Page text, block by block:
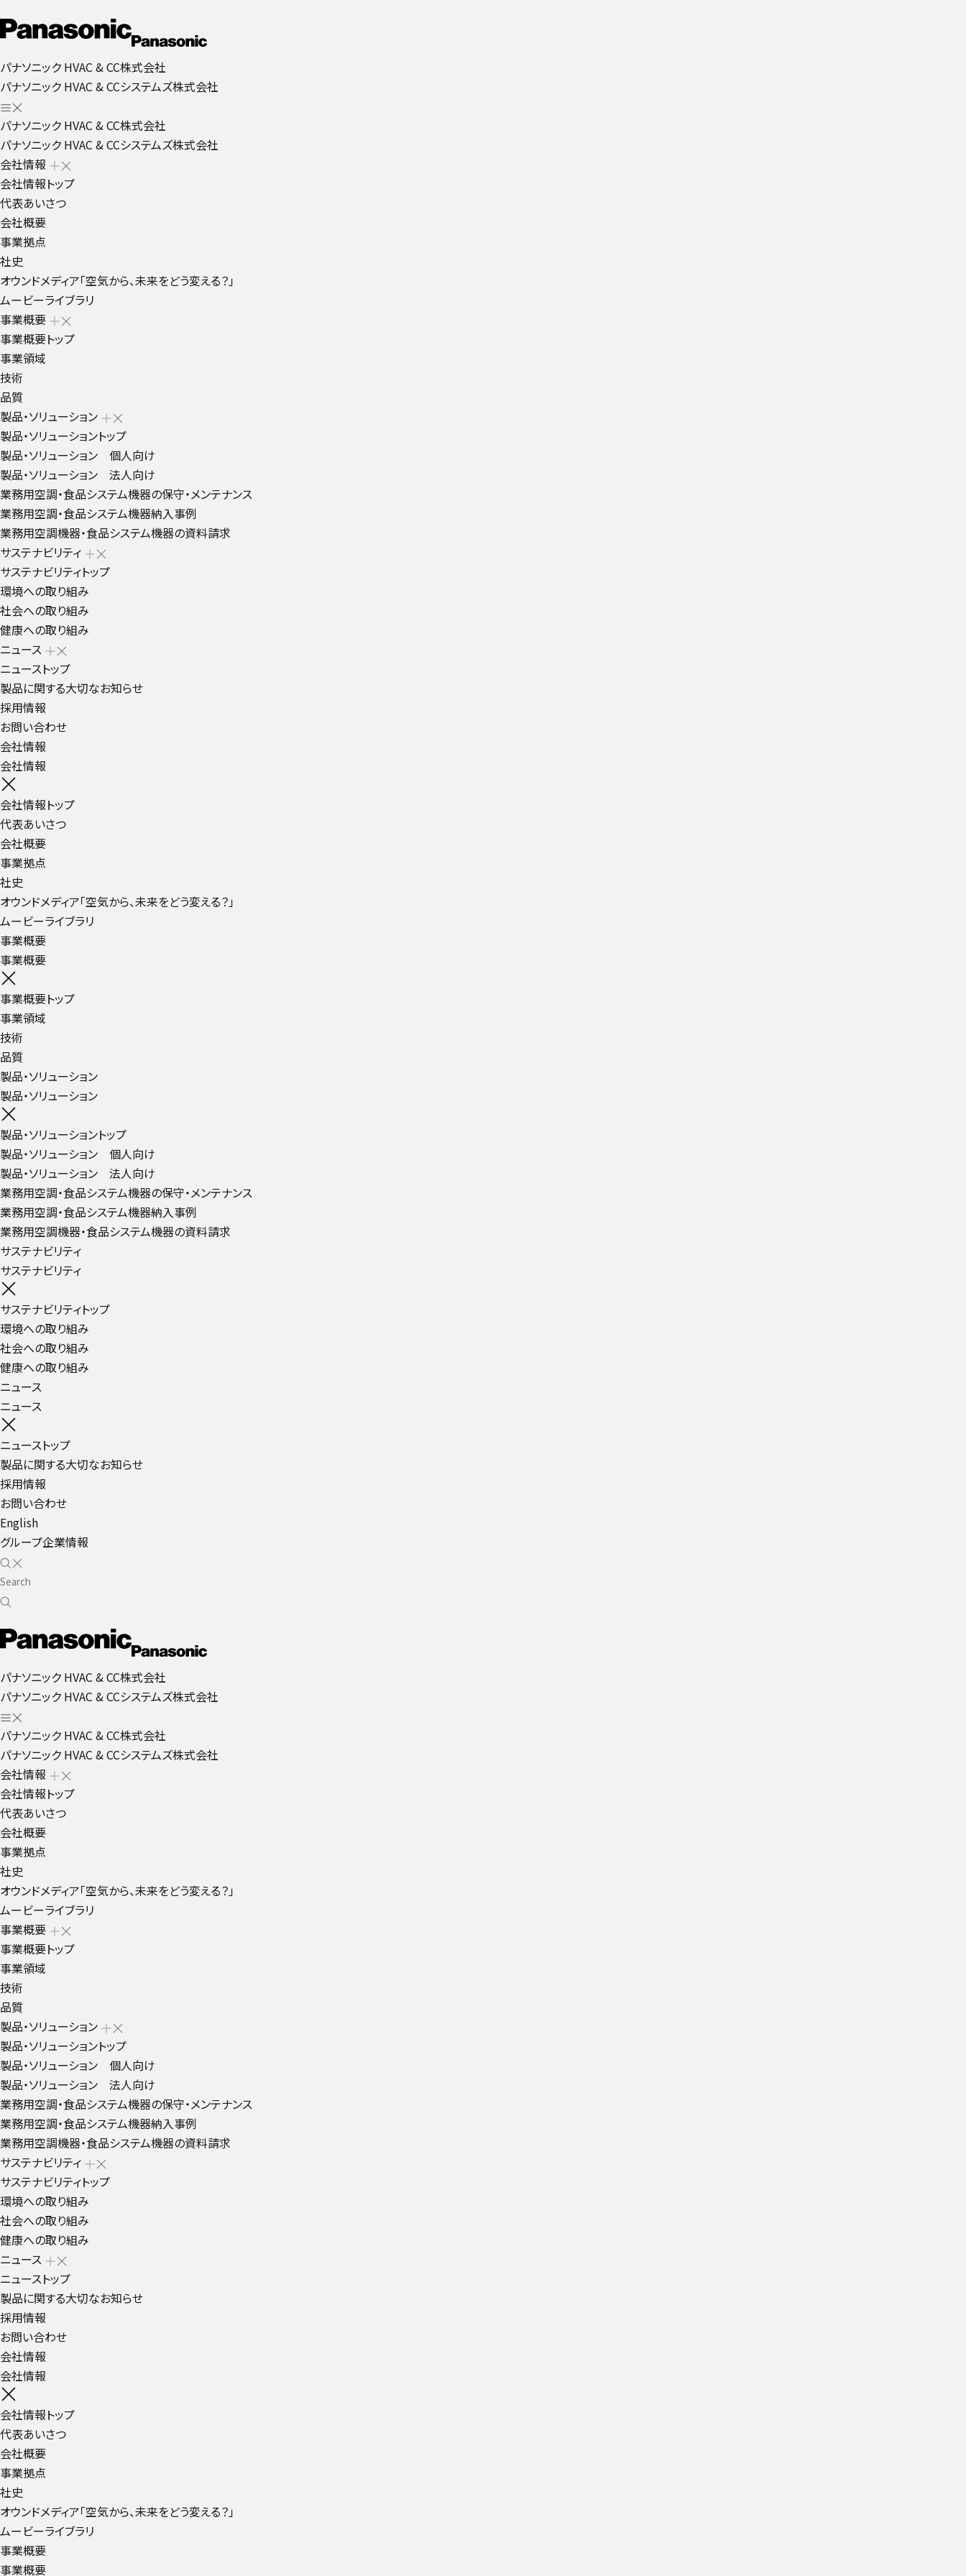
パナソニック HVAC & CC株式会社
パナソニック HVAC & CCシステムズ株式会社
パナソニック HVAC & CC株式会社
パナソニック HVAC & CCシステムズ株式会社
会社情報
会社情報トップ
代表あいさつ
会社概要
事業拠点
社史
オウンドメディア「空気から、未来をどう変える？」
ムービーライブラリ
事業概要
事業概要トップ
事業領域
技術
品質
製品・ソリューション
製品・ソリューショントップ
製品・ソリューション 個人向け
製品・ソリューション 法人向け
業務用空調・食品システム機器の保守・メンテナンス
業務用空調・食品システム機器納入事例
業務用空調機器・食品システム機器の資料請求
サステナビリティ
サステナビリティトップ
環境への取り組み
社会への取り組み
健康への取り組み
ニュース
ニューストップ
製品に関する大切なお知らせ
採用情報
お問い合わせ
会社情報
会社情報
会社情報トップ
代表あいさつ
会社概要
事業拠点
社史
オウンドメディア「空気から、未来をどう変える？」
ムービーライブラリ
事業概要
事業概要
事業概要トップ
事業領域
技術
品質
製品・ソリューション
製品・ソリューション
製品・ソリューショントップ
製品・ソリューション 個人向け
製品・ソリューション 法人向け
業務用空調・食品システム機器の保守・メンテナンス
業務用空調・食品システム機器納入事例
業務用空調機器・食品システム機器の資料請求
サステナビリティ
サステナビリティ
サステナビリティトップ
環境への取り組み
社会への取り組み
健康への取り組み
ニュース
ニュース
ニューストップ
製品に関する大切なお知らせ
採用情報
お問い合わせ
English
グループ企業情報
パナソニック HVAC & CC株式会社
パナソニック HVAC & CCシステムズ株式会社
パナソニック HVAC & CC株式会社
パナソニック HVAC & CCシステムズ株式会社
会社情報
会社情報トップ
代表あいさつ
会社概要
事業拠点
社史
オウンドメディア「空気から、未来をどう変える？」
ムービーライブラリ
事業概要
事業概要トップ
事業領域
技術
品質
製品・ソリューション
製品・ソリューショントップ
製品・ソリューション 個人向け
製品・ソリューション 法人向け
業務用空調・食品システム機器の保守・メンテナンス
業務用空調・食品システム機器納入事例
業務用空調機器・食品システム機器の資料請求
サステナビリティ
サステナビリティトップ
環境への取り組み
社会への取り組み
健康への取り組み
ニュース
ニューストップ
製品に関する大切なお知らせ
採用情報
お問い合わせ
会社情報
会社情報
会社情報トップ
代表あいさつ
会社概要
事業拠点
社史
オウンドメディア「空気から、未来をどう変える？」
ムービーライブラリ
事業概要
事業概要